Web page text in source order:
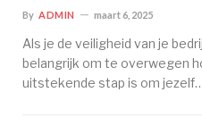
By ADMIN maart 6, 2025
Als je de veiligheid van je
belangrijk om te overwegen
uitstekende stap is om